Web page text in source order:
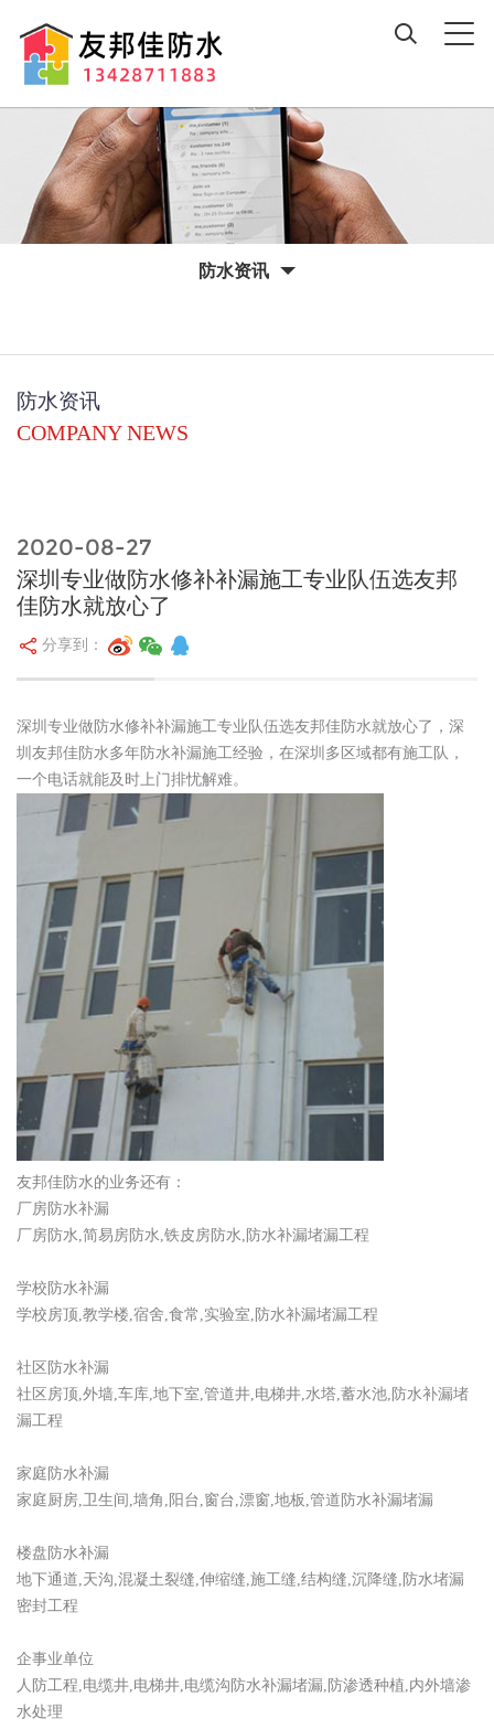
防水资讯
防水资讯
COMPANY NEWS
2020-08-27
深圳专业做防水修补补漏施工专业队伍选友邦
佳防水就放心了
分享到：
深圳专业做防水修补补漏施工专业队伍选友邦佳防水就放心了，深
圳友邦佳防水多年防水补漏施工经验，在深圳多区域都有施工队，
一个电话就能及时上门排忧解难。
友邦佳防水的业务还有：
厂房防水补漏
厂房防水,简易房防水,铁皮房防水,防水补漏堵漏工程
学校防水补漏
学校房顶,教学楼,宿舍,食常,实验室,防水补漏堵漏工程
社区防水补漏
社区房顶,外墙,车库,地下室,管道井,电梯井,水塔,蓄水池,防水补漏堵
漏工程
家庭防水补漏
家庭厨房,卫生间,墙角,阳台,窗台,漂窗,地板,管道防水补漏堵漏
楼盘防水补漏
地下通道,天沟,混凝土裂缝,伸缩缝,施工缝,结构缝,沉降缝,防水堵漏
密封工程
企事业单位
人防工程,电缆井,电梯井,电缆沟防水补漏堵漏,防渗透种植,内外墙渗
水处理